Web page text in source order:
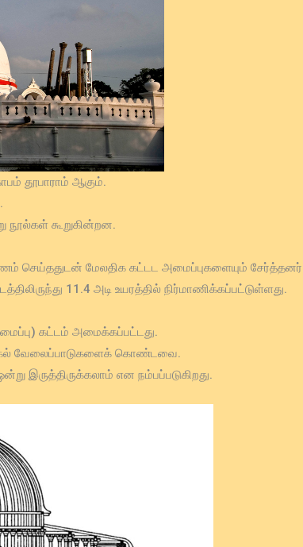
தூபாராம் ஆகும்.
நூல்கள் கூறுகின்றன.
செய்ததுடன் மேலதிக கட்டட அமைப்புகளையும்
11.4 அடி உயரத்தில் நிர்மாணிக்கப்பட்டுள்ளது.
கட்டம் அமைக்கப்பட்டது.
வேலைப்பாடுகளைக் கொண்டவை.
என நம்பப்படுகிறது.